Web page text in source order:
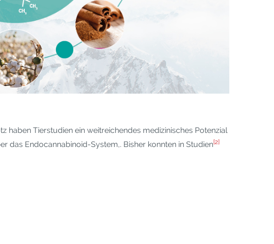
haben Tierstudien ein weitreichendes medizinisches Potenzial
das Endocannabinoid-System,. Bisher konnten in Studien[2]